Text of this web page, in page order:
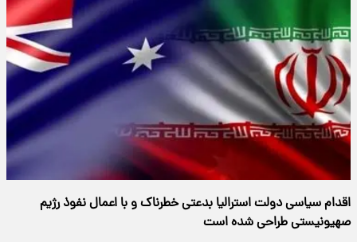
اقدام سیاسی دولت استرالیا بدعتی خطرناک و با اعمال نفوذ رژیم
صهیونیستی طراحی شده است